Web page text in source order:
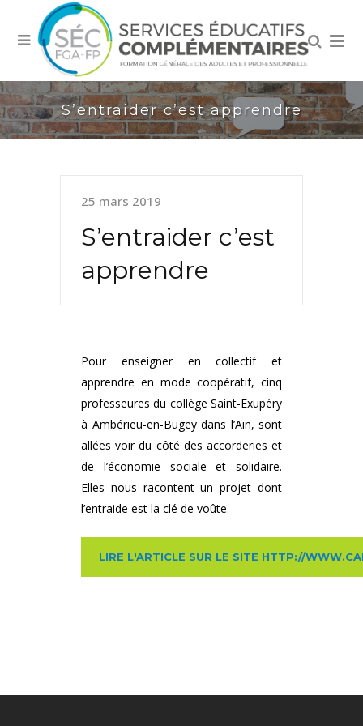
S’entraider c’est apprendre
25 mars 2019
S’entraider c’est
apprendre
Pour enseigner en collectif et
apprendre en mode coopératif, cinq
professeures du collège Saint-Exupéry
à Ambérieu-en-Bugey dans l’Ain, sont
allées voir du côté des accorderies et
de l’économie sociale et solidaire.
Elles nous racontent un projet dont
l’entraide est la clé de voûte.
LIRE L'ARTICLE SUR LE SITE HTTP://